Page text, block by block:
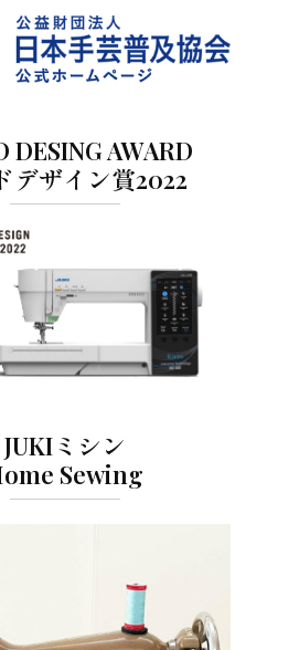
DESING AWARD
デザイン賞2022
JUKIミシン
Sewing